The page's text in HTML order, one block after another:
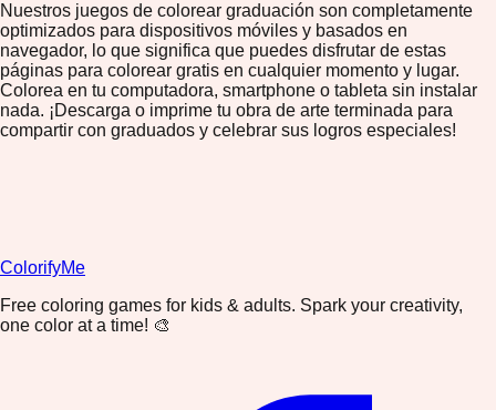
Nuestros juegos de colorear graduación son completamente
optimizados para dispositivos móviles y basados en
navegador, lo que significa que puedes disfrutar de estas
páginas para colorear gratis en cualquier momento y lugar.
Colorea en tu computadora, smartphone o tableta sin instalar
nada. ¡Descarga o imprime tu obra de arte terminada para
compartir con graduados y celebrar sus logros especiales!
ColorifyMe
Free coloring games for kids & adults. Spark your creativity,
one color at a time! 🎨